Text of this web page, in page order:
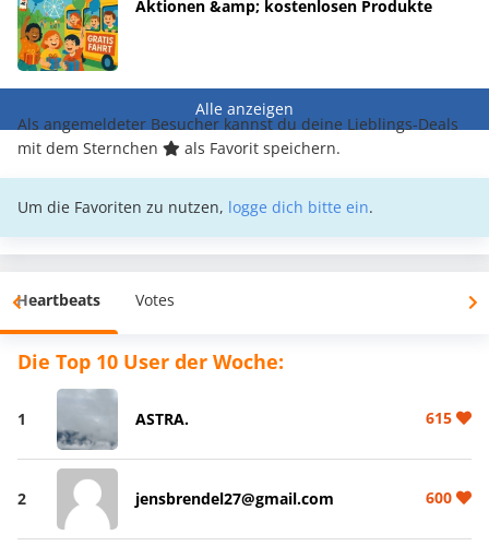
Aktionen &amp; kostenlosen Produkte
Alle anzeigen
Als angemeldeter Besucher kannst du deine Lieblings-Deals
mit dem Sternchen
als Favorit speichern.
Um die Favoriten zu nutzen, logge dich bitte ein.
Heartbeats Votes
Die Top 10 User der Woche:
1 ASTRA. 615
2 jensbrendel27@gmail.com 600